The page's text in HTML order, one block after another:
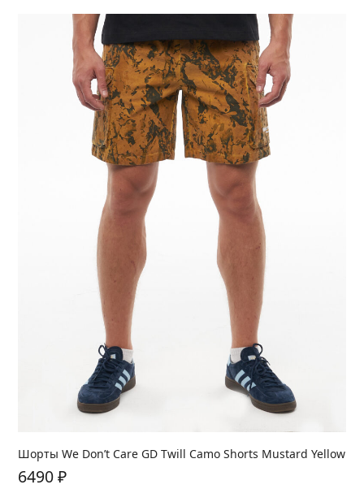
Шорты We Don’t Care GD Twill Camo Shorts Mustard Yellow
6490₽